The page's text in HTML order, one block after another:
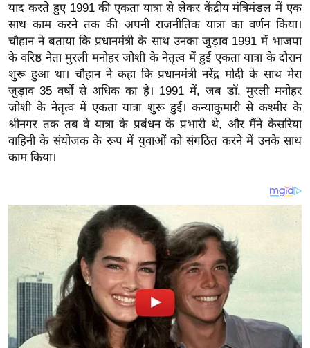
ज्ञ
रा
य
ब
ज
ट
खे
ल
क्रि
P
L
2
2
याद करते हुए 1991 की एकता यात्रा से लेकर केंद्रीय मंत्रिमंडल में एक
साथ काम करने तक की अपनी राजनीतिक यात्रा का वर्णन किया।
चौहान ने बताया कि प्रधानमंत्री के साथ उनका जुड़ाव 1991 में भाजपा
के वरिष्ठ नेता मुरली मनोहर जोशी के नेतृत्व में हुई एकता यात्रा के दौरान
शुरू हुआ था। चौहान ने कहा कि प्रधानमंत्री नरेंद्र मोदी के साथ मेरा
जुड़ाव 35 वर्षों से अधिक का है। 1991 में, जब डॉ. मुरली मनोहर
जोशी के नेतृत्व में एकता यात्रा शुरू हुई। कन्याकुमारी से कश्मीर के
श्रीनगर तक तब वे यात्रा के प्रबंधन के प्रभारी थे, और मैंने केसरिया
वाहिनी के संयोजक के रूप में युवाओं को संगठित करने में उनके साथ
काम किया।